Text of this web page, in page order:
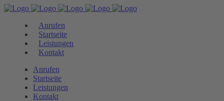
Anrufen
Startseite
Leistungen
Kontakt
Anrufen
Startseite
Leistungen
Kontakt